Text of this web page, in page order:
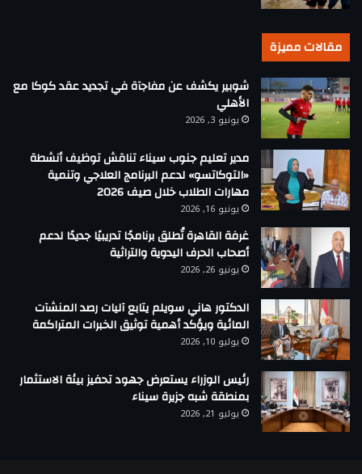
مقالات مميزة
شوبير يكشف عن مفاجآة في تجديد عقد كوكا مع
الأهلي
يونيو 3, 2026
مدير تعليم جنوب سيناء تناقش توظيف أنشطة
«التوكاتسو» لدعم البرنامج العلاجي وتنمية
مهارات الطلاب خلال صيف 2026
يونيو 16, 2026
غرفة القاهرة تُطلق برنامجًا تدريبيًا جديدًا لدعم
أصحاب الحرف اليدوية والتراثية
يونيو 26, 2026
الدكتور هاني سويلم يتابع آليات رصد المنشآت
المائية ويؤكد أهمية توثيق الخبرات المتراكمة
يوليو 10, 2026
رئيس الوزراء يستعرض جهود تحفيز بيئة الاستثمار
بمنطقة شبه جزيرة سيناء
يوليو 21, 2026